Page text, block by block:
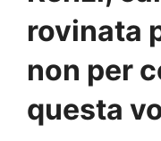
rovinata
non per
questa